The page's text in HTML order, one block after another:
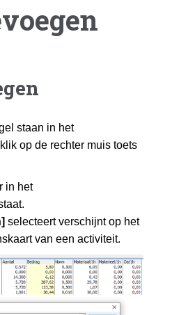
staan in het
op de rechter muis toets
in het
selecteert verschijnt op het
van een activiteit.